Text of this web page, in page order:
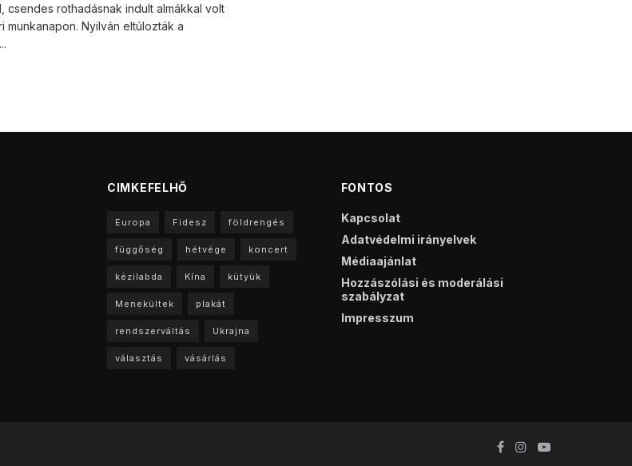
csendes rothadásnak indult almákkal volt
munkanapon. Nyilván eltúlozták a
CIMKEFELHŐ
Europa Fidesz földrengés
függőség hétvége koncert
kézilabda Kína kütyük
Menekültek plakát
rendszerváltás Ukrajna
választás vásárlás
FONTOS
Kapcsolat
Adatvédelmi irányelvek
Médiaajánlat
Hozzászólási és moderálási
szabályzat
Impresszum